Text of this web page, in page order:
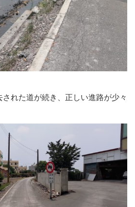
された道が続き、正しい進路が少々